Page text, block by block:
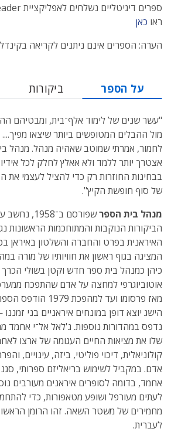
ראו כאן
הערה: הספרים אינם ניתנים לקריאה בקינדל
על הספר ביקורות
"עשר שנים של לימוד אלף־בית, ומבטיהם
מול ההבלים המטופשים ביותר שיצאו מפיך....
לחמור, אמרתי שמוטב שאהיה מנהל. מנהל
אצטרך יותר ללמד ולא אאלץ לחלק לכל
בבחינות החוזרות רק כדי להציל לעצמי את
של סוף חופשת הקיץ".
מנהל בית הספר
שפורסם
הביקורות הנוקבות והמתוחכמות הראשונות
האיראנית בפרט והחברה והשלטון באיראן
המציגה בגוף ראשון את חוויותיו של מורה
כיהן כמנהל בית ספר חדש וקטן בשולי
אוטוביוגרפי למחצה על אדם שהתפכח
מאז פרסומו ועד
הישג יוצא דופן במונחים איראניים בני
נדפס במהדורות נוספות. ג'לאל אל־י אחמד
שלו את מציאות החיים העגומה של ארצו
קולוניאלית, דיכוי פוליטי, ביזה, עינויים,
אדם. במקביל לשימוש בריאליזם ספרותי,
אחמד, בדומה לסופרים איראנים מעורבים
לעתים מעורפל ושופע מטאפורות, כדי
מחמירים של משטר השאה. זהו הרומן
לעברית.